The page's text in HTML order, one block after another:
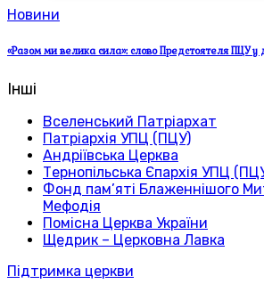
Новини
«Разом ми велика сила»: слово Предстоятеля ПЦУ у
Інші
Вселенський Патріархат
Патріархія УПЦ (ПЦУ)
Андріївська Церква
Тернопільська Єпархія УПЦ
Фонд пам’яті Блаженнішого
Мефодія
Помісна Церква України
Щедрик – Церковна Лавка
Підтримка церкви